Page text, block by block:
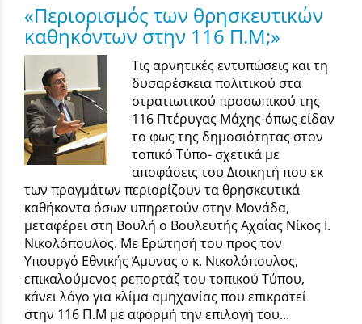
«Περιορισμός των θρησκευτικών
καθηκόντων στην 116 Π.Μ;»
Τις αρνητικές εντυπώσεις και τη
δυσαρέσκεια πολιτικού στα
στρατιωτικού προσωπικού της
116 Πτέρυγας Μάχης-όπως είδαν
το φως της δημοσιότητας στον
τοπικό Τύπο- σχετικά με
αποφάσεις του Διοικητή που εκ
των πραγμάτων περιορίζουν τα θρησκευτικά
καθήκοντα όσων υπηρετούν στην Μονάδα,
μεταφέρει στη Βουλή ο Βουλευτής Αχαΐας Νίκος Ι.
Νικολόπουλος. Με Ερώτησή του προς τον
Υπουργό Εθνικής Άμυνας ο κ. Νικολόπουλος,
επικαλούμενος ρεπορτάζ του τοπικού Τύπου,
κάνει λόγο για κλίμα αμηχανίας που επικρατεί
στην 116 Π.Μ με αφορμή την επιλογή του...